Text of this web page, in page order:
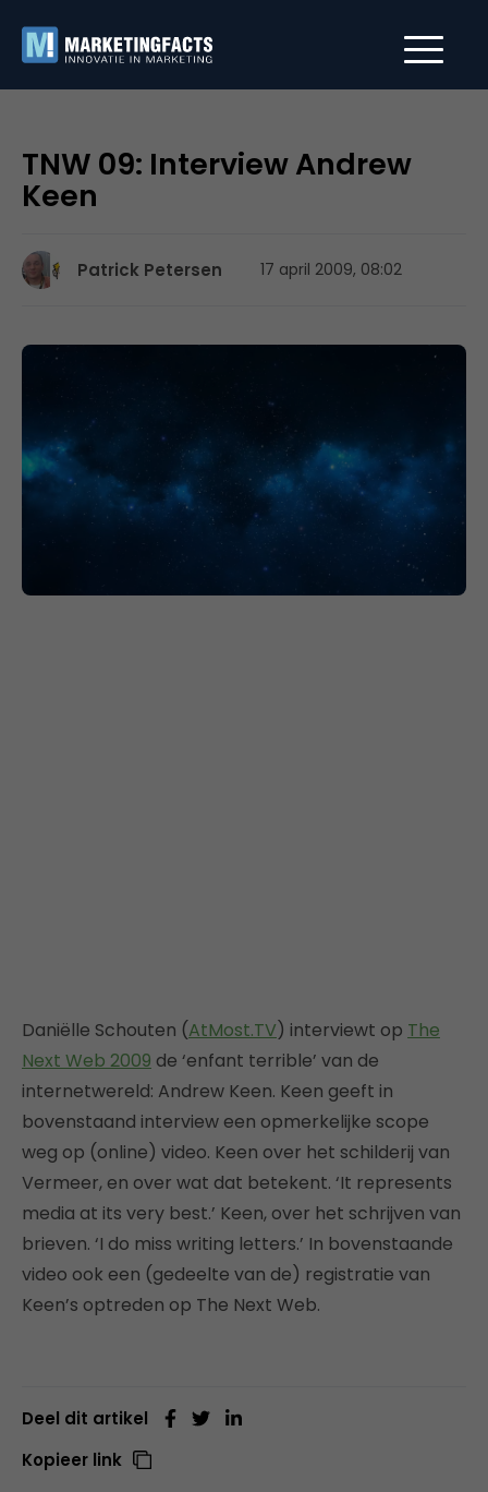
TNW 09: Interview Andrew
Keen
Patrick Petersen 17 april 2009, 08:02
Daniëlle Schouten (AtMost.TV) interviewt op The
Next Web 2009 de ‘enfant terrible’ van de
internetwereld: Andrew Keen. Keen geeft in
bovenstaand interview een opmerkelijke scope
weg op (online) video. Keen over het schilderij van
Vermeer, en over wat dat betekent. ‘It represents
media at its very best.’ Keen, over het schrijven van
brieven. ‘I do miss writing letters.’ In bovenstaande
video ook een (gedeelte van de) registratie van
Keen’s optreden op The Next Web.
Deel dit artikel
Kopieer link